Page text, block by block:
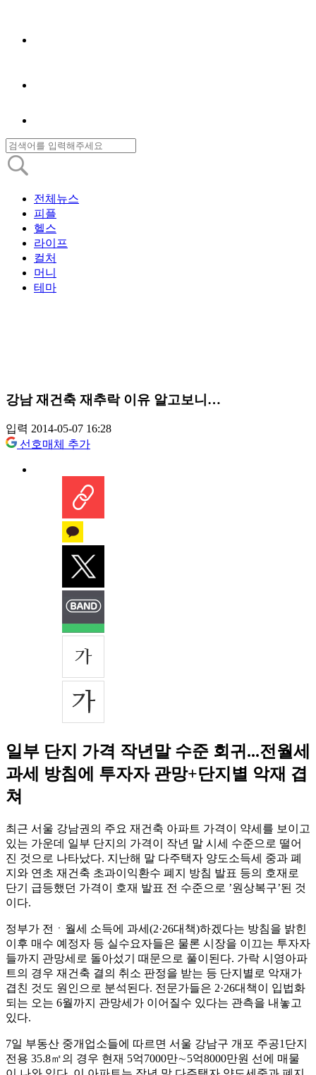
전체뉴스
피플
헬스
라이프
컬처
머니
테마
강남 재건축 재추락 이유 알고보니…
입력 2014-05-07 16:28
선호매체 추가
일부 단지 가격 작년말 수준 회귀...전월세
과세 방침에 투자자 관망+단지별 악재 겹
쳐
최근 서울 강남권의 주요 재건축 아파트 가격이 약세를 보이고
있는 가운데 일부 단지의 가격이 작년 말 시세 수준으로 떨어
진 것으로 나타났다. 지난해 말 다주택자 양도소득세 중과 폐
지와 연초 재건축 초과이익환수 폐지 방침 발표 등의 호재로
단기 급등했던 가격이 호재 발표 전 수준으로 ’원상복구’된 것
이다.
정부가 전ㆍ월세 소득에 과세(2·26대책)하겠다는 방침을 밝힌
이후 매수 예정자 등 실수요자들은 물론 시장을 이끄는 투자자
들까지 관망세로 돌아섰기 때문으로 풀이된다. 가락 시영아파
트의 경우 재건축 결의 취소 판정을 받는 등 단지별로 악재가
겹친 것도 원인으로 분석된다. 전문가들은 2·26대책이 입법화
되는 오는 6월까지 관망세가 이어질수 있다는 관측을 내놓고
있다.
7일 부동산 중개업소들에 따르면 서울 강남구 개포 주공1단지
전용 35.8㎡의 경우 현재 5억7000만∼5억8000만원 선에 매물